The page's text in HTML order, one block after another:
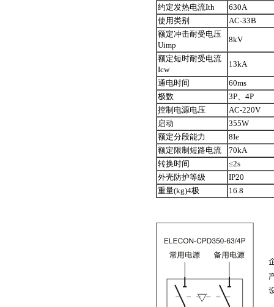
约定发热电流Ith
630A
使用类别
AC-33B
额定冲击耐受电压
Uimp
8kV
额定短时耐受电流
Icw
13kA
通电时间
60ms
极数
3P、4P
控制电源电压
AC-220V
启动
355W
额定分段能力
8Ie
额定限制短路电流
70kA
转换时间
≤2s
外壳防护等级
IP20
重量(kg)4极
16.8